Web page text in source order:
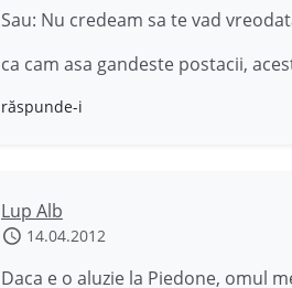
Sau: Nu credeam sa te vad
ca cam asa gandeste postacii,
răspunde-i
Lup Alb
14.04.2012
Daca e o aluzie la Piedone, omul